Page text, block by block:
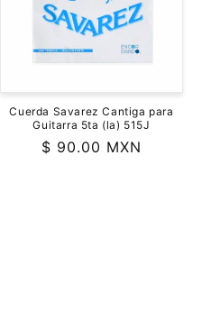
Cuerda Savarez Cantiga para
Guitarra 5ta (la) 515J
Precio
$ 90.00 MXN